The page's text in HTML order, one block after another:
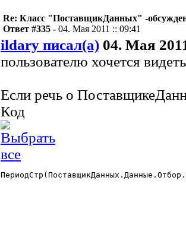
Re: Класс "ПоставщикДанных" -
Ответ #335 - 04. Мая 2011 :: 09:41
ildary писал(а) 04. Мая
пользователю хочется
Если речь о
Код